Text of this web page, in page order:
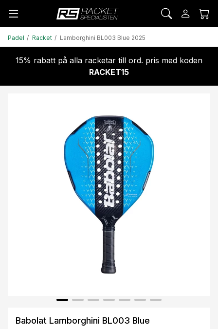
Padel Racket Lamborghini BL003 Blue 2025
15% rabatt på alla racketar till ord. pris med koden
RACKET15
Babolat Lamborghini BL003 Blue